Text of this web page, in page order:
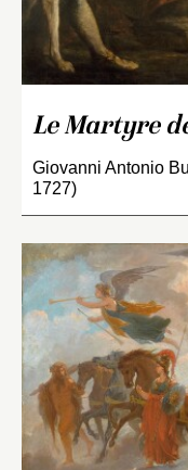
Le Martyre
Giovanni Antonio
1727)